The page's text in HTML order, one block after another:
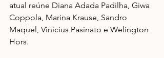
atual reúne Diana Adada Padilha, Giwa
Coppola, Marina Krause, Sandro
Maquel, Vinícius Pasinato e Welington
Hors.